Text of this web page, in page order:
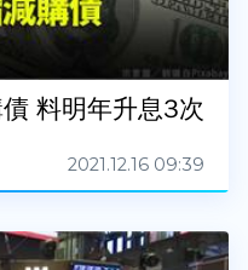
料明年升息3次
2021.12.16 09:39